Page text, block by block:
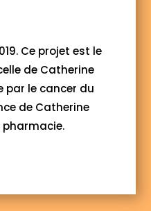
Ce projet est le
de Catherine
par le cancer du
de Catherine
pharmacie.